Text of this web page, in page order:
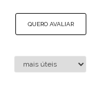
QUERO AVALIAR